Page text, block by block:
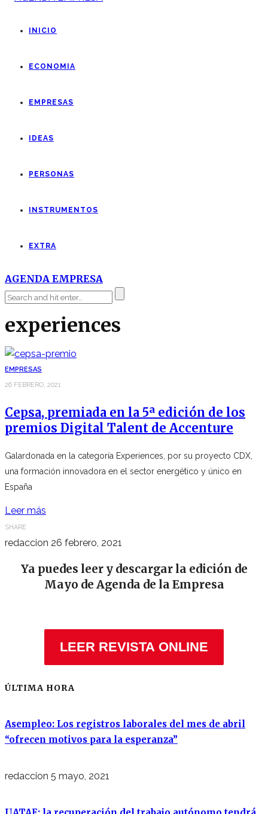
INICIO
ECONOMIA
EMPRESAS
IDEAS
PERSONAS
INSTRUMENTOS
EXTRA
AGENDA EMPRESA
experiences
EMPRESAS
26 FEBRERO, 2021
Cepsa, premiada en la 5ª edición de los
premios Digital Talent de Accenture
Galardonada en la categoría Experiences, por su proyecto CDX,
una formación innovadora en el sector energético y único en
España
Leer más
SHARE
redaccion 26 febrero, 2021
Ya puedes leer y descargar la edición de
Mayo de Agenda de la Empresa
LEER REVISTA ONLINE
ÚLTIMA HORA
Asempleo: Los registros laborales del mes de abril
“ofrecen motivos para la esperanza”
redaccion 5 mayo, 2021